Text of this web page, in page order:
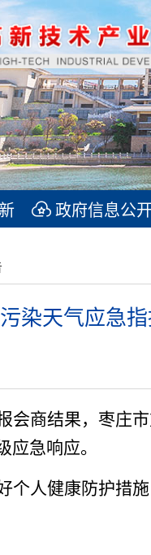
政府信息公
染天气应急
会商结果，枣庄
应急响应。
个人健康防护措